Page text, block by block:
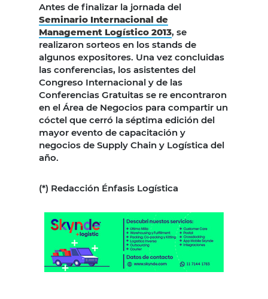
Antes de finalizar la jornada del
Seminario Internacional de
Management Logístico 2013, se
realizaron sorteos en los stands de
algunos expositores. Una vez concluidas
las conferencias, los asistentes del
Congreso Internacional y de las
Conferencias Gratuitas se re encontraron
en el Área de Negocios para compartir un
cóctel que cerró la séptima edición del
mayor evento de capacitación y
negocios de Supply Chain y Logística del
año.
(*) Redacción Énfasis Logística